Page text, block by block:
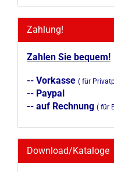
Zahlung!
Zahlen Sie bequem!
-- Vorkasse ( für
-- Paypal
-- auf Rechnung ( für
Download/Kataloge